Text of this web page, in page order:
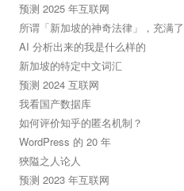
预测 2025 年互联网
所谓「新加坡的神奇法律」，充满
AI 分析出来的我是什么样的
新加坡的特定中文词汇
预测 2024 互联网
我看国产数据库
如何评价知乎的匿名机制？
WordPress 的 20 年
狹隘之人论人
预测 2023 年互联网